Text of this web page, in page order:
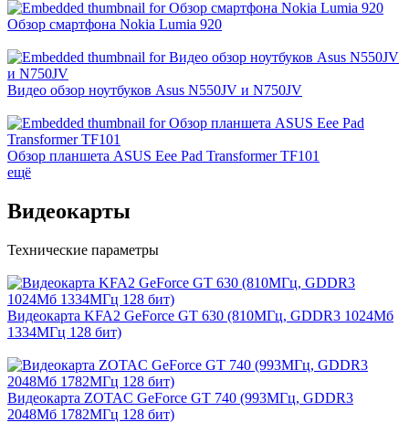
Обзор смартфона Nokia Lumia 920
Видео обзор ноутбуков Asus N550JV и N750JV
Обзор планшета ASUS Eee Pad Transformer TF101
ещё
Видеокарты
Технические параметры
Видеокарта KFA2 GeForce GT 630 (810МГц, GDDR3 1024Мб
1334МГц 128 бит)
Видеокарта ZOTAC GeForce GT 740 (993МГц, GDDR3
2048Мб 1782МГц 128 бит)